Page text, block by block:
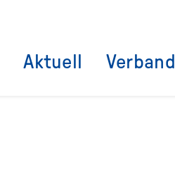
Aktuell Verband